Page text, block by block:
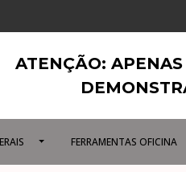
ATENÇÃO:
FERRAMENTAS OFICINA